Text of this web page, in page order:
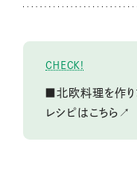
CHECK!
■北欧料理を作
レシピはこちら↗